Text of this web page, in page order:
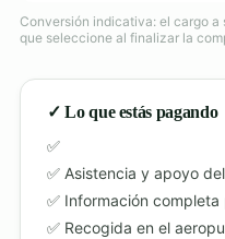
Conversión indicativa: el cargo a
que seleccione al finalizar la
✓ Lo que estás pagando
Asistencia y apoyo
Información completa
Recogida en el